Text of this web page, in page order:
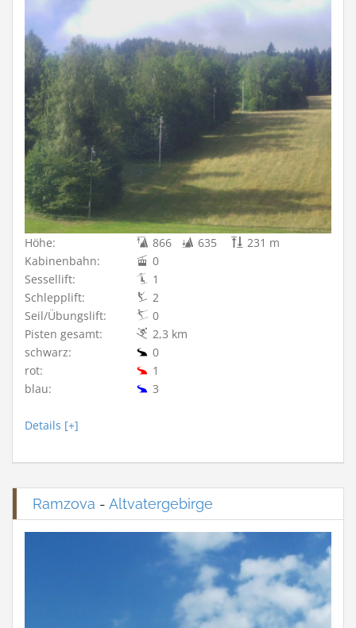
Höhe: 866 635
231 m
Kabinenbahn:
0
Sessellift:
1
Schlepplift:
2
Seil/Übungslift:
0
Pisten gesamt:
2,3 km
schwarz:
0
rot:
1
blau:
3
Details [+]
Ramzova - Altvatergebirge